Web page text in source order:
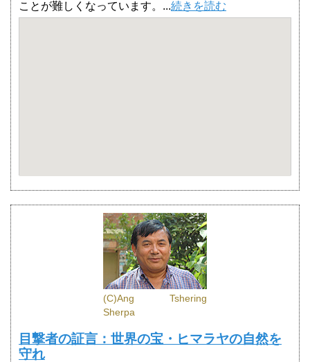
ことが難しくなっています。...続きを読む
(C)Ang Tshering
Sherpa
目撃者の証言：世界の宝・ヒマラヤの自然を
守れ